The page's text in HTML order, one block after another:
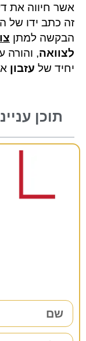
אשר חיווה את
זה כתב ידו של
הבקשה למתן
לצוואה, והורה
יחיד של עזבון
תוכן